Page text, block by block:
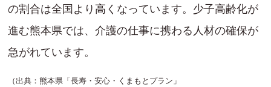
の割合は全国より高くなっています。少子高齢化が
進む熊本県では、介護の仕事に携わる人材の確保が
急がれています。
（出典：熊本県「長寿・安心・くまもとプラン」